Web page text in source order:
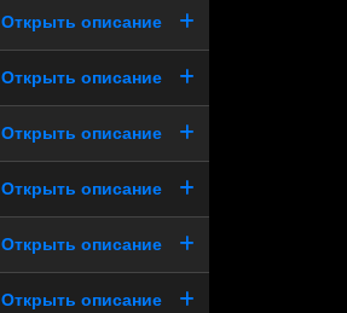
Открыть описание
Открыть описание
Открыть описание
Открыть описание
Открыть описание
Открыть описание